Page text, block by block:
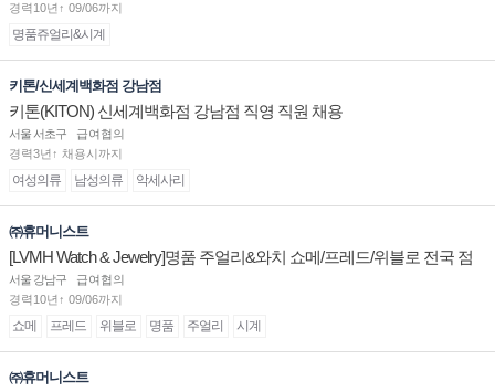
경력10년↑ 09/06까지
명품쥬얼리&시계
키톤/신세계백화점 강남점
키톤(KITON) 신세계백화점 강남점 직영 직원 채용
서울 서초구
급여협의
경력3년↑ 채용시까지
여성의류 남성의류 악세사리
㈜휴머니스트
[LVMH Watch & Jewelry]명품 주얼리&와치 쇼메/프레드/위블로 전국 점
장/부점장/판매사원 채용
서울 강남구
급여협의
경력10년↑ 09/06까지
쇼메 프레드 위블로 명품 주얼리 시계
㈜휴머니스트